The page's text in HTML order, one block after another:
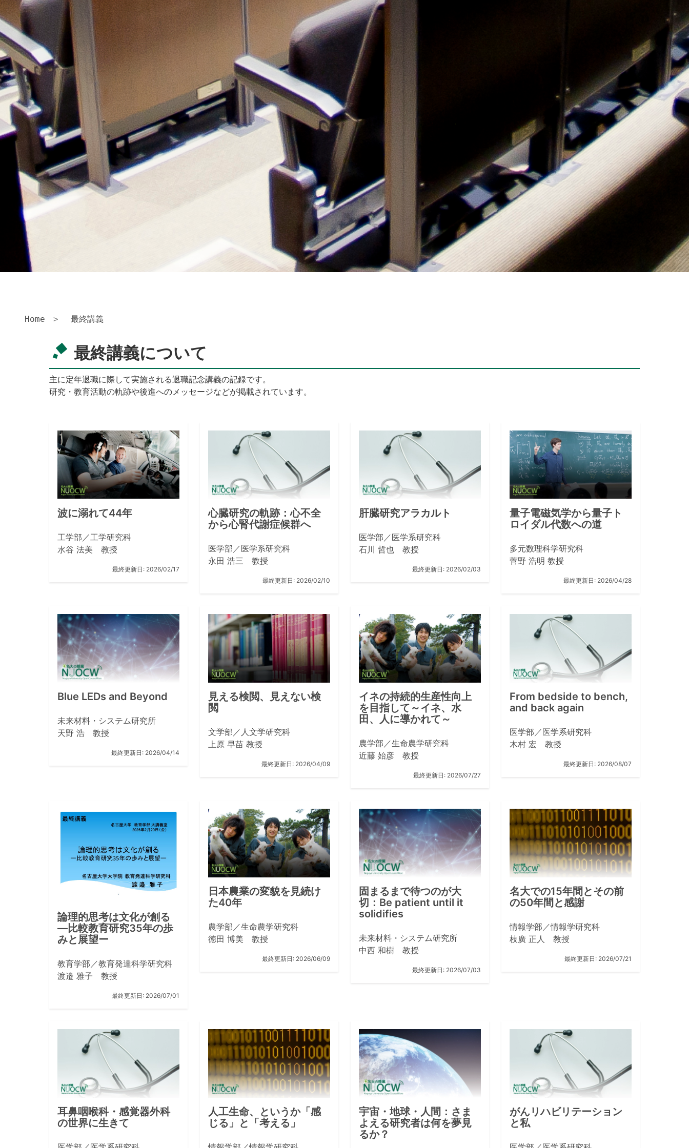
Home 最終講義
最終講義について
主に定年退職に際して実施される退職記念講義の記録です。
研究・教育活動の軌跡や後進へのメッセージなどが掲載されています。
波に溺れて44年
工学部／工学研究科
水谷 法美 教授
最終更新日: 2026/02/17
心臓研究の軌跡：心不全
から心腎代謝症候群へ
医学部／医学系研究科
永田 浩三 教授
最終更新日: 2026/02/10
肝臓研究アラカルト
医学部／医学系研究科
石川 哲也 教授
最終更新日: 2026/02/03
量子電磁気学から量子ト
ロイダル代数への道
多元数理科学研究科
菅野 浩明 教授
最終更新日: 2026/04/28
Blue LEDs and Beyond
未来材料・システム研究所
天野 浩 教授
最終更新日: 2026/04/14
見える検閲、見えない検
閲
文学部／人文学研究科
上原 早苗 教授
最終更新日: 2026/04/09
イネの持続的生産性向上
を目指して～イネ、水
田、人に導かれて～
農学部／生命農学研究科
近藤 始彦 教授
最終更新日: 2026/07/27
From bedside to bench,
and back again
医学部／医学系研究科
木村 宏 教授
最終更新日: 2026/08/07
論理的思考は文化が創る
―比較教育研究35年の歩
みと展望ー
教育学部／教育発達科学研究科
渡邉 雅子 教授
最終更新日: 2026/07/01
日本農業の変貌を見続け
た40年
農学部／生命農学研究科
徳田 博美 教授
最終更新日: 2026/06/09
固まるまで待つのが大
切：Be patient until it
solidifies
未来材料・システム研究所
中西 和樹 教授
最終更新日: 2026/07/03
名大での15年間とその前
の50年間と感謝
情報学部／情報学研究科
枝廣 正人 教授
最終更新日: 2026/07/21
耳鼻咽喉科・感覚器外科
の世界に生きて
人工生命、というか「感
じる」と「考える」
宇宙・地球・人間：さま
よえる研究者は何を夢見
るか？
がんリハビリテーション
と私